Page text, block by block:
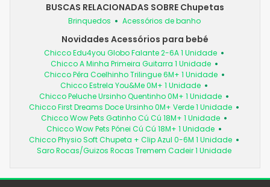
BUSCAS RELACIONADAS SOBRE Chupetas
Brinquedos Acessórios de banho
Novidades Acessórios para bebé
Chicco Edu4you Globo Falante 2-6A 1 Unidade
Chicco A Minha Primeira Guitarra 1 Unidade
Chicco Pêra Coelhinho Trilingue 6M+ 1 Unidade
Chicco Estrela You&Me 0M+ 1 Unidade
Chicco Peluche Ursinho Quentinho 0M+ 1 Unidade
Chicco First Dreams Doce Ursinho 0M+ Verde 1 Unidade
Chicco Wow Pets Gatinho Cú Cú 18M+ 1 Unidade
Chicco Wow Pets Pónei Cú Cú 18M+ 1 Unidade
Chicco Physio Soft Chupeta + Clip Azul 0-6M 1 Unidade
Saro Rocas/Guizos Rocas Tremem Cadeir 1 Unidade